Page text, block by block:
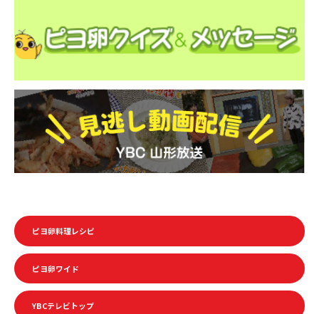
ピヨ卵料理レシピ
ピヨ卵ワイド
YBCテレビトップ